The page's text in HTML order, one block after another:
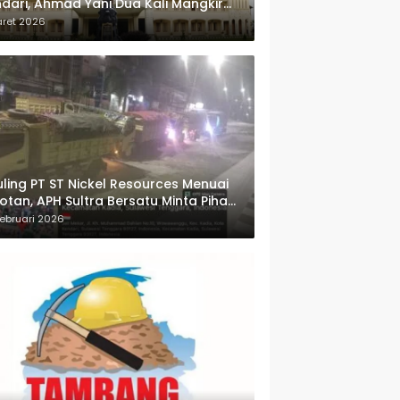
Ahmad Yani Dua Kali Mangkir
Panggilan Polda Sultra
2026
PT ST Nickel Resources Menuai
APH Sultra Bersatu Minta Pihak
Bertindak
2026